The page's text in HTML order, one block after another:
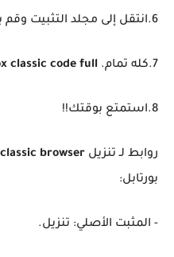
6.انتقل إلى مجلد التثبيت وقم بتضمين الملفات هنا.
7.كله تمام. classic code full
8.استمتع بوقتك!!
روابط لـ تنزيل browser
بورتابل:
- المثبت الأصلي: تنزيل.